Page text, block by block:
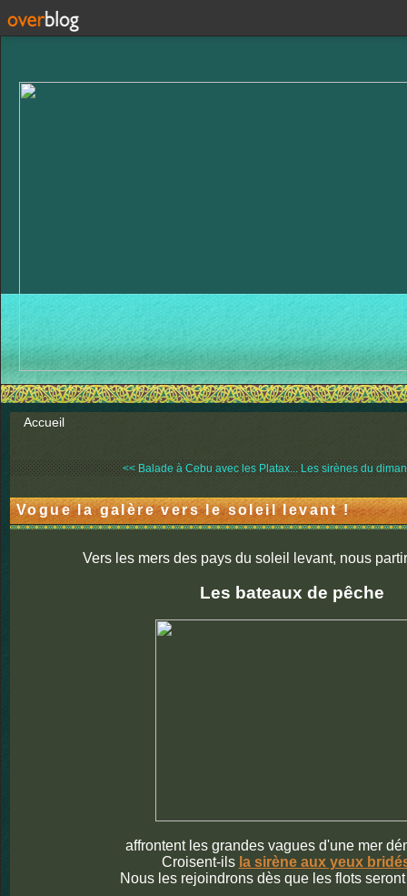
Accueil
<< Balade à Cebu avec les Platax... Les sirènes du
Vogue la galère vers le soleil levant !
Vers les mers des pays du soleil levant, nous
Les bateaux de pêche
affrontent les grandes vagues d'une mer
Croisent-ils la sirène aux yeux
Nous les rejoindrons dès que les flots